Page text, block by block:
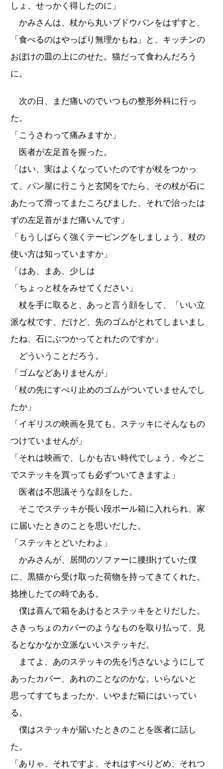
しょ、せっかく得したのに」
かみさんは、杖から丸いブドウパンをはずすと、
「食べるのはやっぱり無理かもね」と、キッチンの
おぼけの皿の上にのせた。猫だって食わんだろう
に。
次の日、まだ痛いのでいつもの整形外科に行っ
た。
「こうさわって痛みますか」
医者が左足首を握った。
「はい、実はよくなっていたのですが杖をつかっ
て、パン屋に行こうと玄関をでたら、その杖が石に
あたって滑ってまたころびました、それで治ったは
ずの左足首がまだ痛いんです」
「もうしばらく強くテーピングをしましょう、杖の
使い方は知っていますか」
「はあ、まあ、少しは
「ちょっと杖をみせてください」
杖を手に取ると、あっと言う顔をして、「いい立
派な杖です、だけど、先のゴムがとれてしまいまし
たね、石にぶつかってとれたのですか」
どういうことだろう。
「ゴムなどありませんが」
「杖の先にすべり止めのゴムがついていませんでし
たか」
「イギリスの映画を見ても、ステッキにそんなもの
つけていませんが」
「それは映画で、しかも古い時代でしょう、今どこ
でステッキを買っても必ずついてきますよ」
医者は不思議そうな顔をした。
そこでステッキが長い段ボール箱に入れられ、家
に届いたときのことを思いだした。
「ステッキとどいたわよ」
かみさんが、居間のソファーに腰掛けていた僕
に、黒猫から受け取った荷物を持ってきてくれた。
捻挫したての時である。
僕は喜んで箱をあけるとステッキをとりだした。
さきっちょのカバーのようなものを取り払って、見
るとなかなか立派ないいステッキだ。
まてよ、あのステッキの先を汚さないようにして
あったカバー、あれのことなのかな。いらないと
思ってすてちまったか、いやまだ箱にはいってい
る。
僕はステッキが届いたときのことを医者に話し
た。
「ありゃ、それですよ、それはすべりどめ、それつ